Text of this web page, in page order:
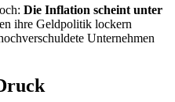
Die Inflation scheint unter
ihre Geldpolitik lockern
Unternehmen